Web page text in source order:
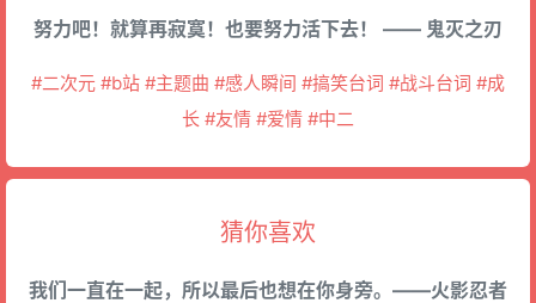
努力吧！就算再寂寞！也要努力活下去！ —— 鬼灭之刃
#二次元 #b站 #主题曲 #感人瞬间 #搞笑台词 #战斗台词 #成
长 #友情 #爱情 #中二
猜你喜欢
我们一直在一起，所以最后也想在你身旁。——火影忍者